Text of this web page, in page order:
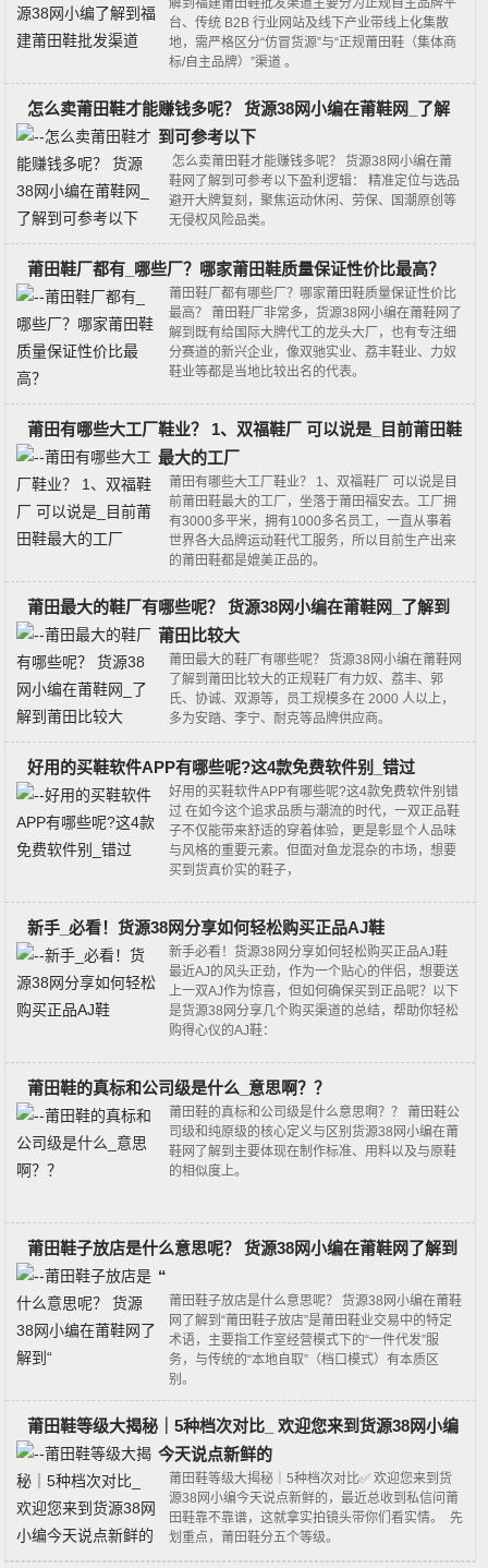
解到福建莆田鞋批发渠道主要分为‌正规自主品牌平
台‌、‌传统 B2B 行业网站‌及‌线下产业带线上化集散
地‌，需严格区分“仿冒货源”与“正规莆田鞋（集体商
标/自主品牌）”渠道 。‌‌
怎么卖莆田鞋才能赚钱多呢？ 货源38网小编在莆鞋网_了解
到可参考以下
怎么卖莆田鞋才能赚钱多呢？ 货源38网小编在莆
鞋网了解到可参考以下盈利逻辑： 精准定位与选品‌
避开大牌复刻，聚焦‌运动休闲、劳保、国潮原创‌等
无侵权风险品类。
莆田鞋厂都有_哪些厂？哪家莆田鞋质量保证性价比最高？
莆田鞋厂都有哪些厂？哪家莆田鞋质量保证性价比
最高？ 莆田鞋厂非常多，货源38网小编在莆鞋网了
解到既有给国际大牌代工的龙头大厂，也有专注细
分赛道的新兴企业‌，像双驰实业、荔丰鞋业、力奴
鞋业等都是当地比较出名的代表。‌‌‌
莆田有哪些大工厂鞋业？ 1、双福鞋厂 可以说是_目前莆田鞋
最大的工厂
莆田有哪些大工厂鞋业？ 1、双福鞋厂 可以说是目
前莆田鞋最大的工厂，坐落于莆田福安去。工厂拥
有3000多平米，拥有1000多名员工，一直从事着
世界各大品牌运动鞋代工服务，所以目前生产出来
的莆田鞋都是媲美正品的。
莆田最大的鞋厂有哪些呢？ 货源38网小编在莆鞋网_了解到
莆田比较大
莆田最大的鞋厂有哪些呢？ 货源38网小编在莆鞋网
了解到莆田比较大的正规鞋厂有力奴、荔丰、郭
氏、协诚、双源等，员工规模多在 2000 人以上，
多为安踏、李宁、耐克等品牌供应商。
好用的买鞋软件APP有哪些呢?这4款免费软件别_错过
好用的买鞋软件APP有哪些呢?这4款免费软件别错
过 在如今这个追求品质与潮流的时代，一双正品鞋
子不仅能带来舒适的穿着体验，更是彰显个人品味
与风格的重要元素。但面对鱼龙混杂的市场，想要
买到货真价实的鞋子，
新手_必看！货源38网分享如何轻松购买正品AJ鞋
新手必看！货源38网分享如何轻松购买正品AJ鞋
最近AJ的风头正劲，作为一个贴心的伴侣，想要送
上一双AJ作为惊喜，但如何确保买到正品呢？以下
是货源38网分享几个购买渠道的总结，帮助你轻松
购得心仪的AJ鞋：
莆田鞋的真标和公司级是什么_意思啊？？
莆田鞋的真标和公司级是什么意思啊？？ 莆田鞋公
司级和纯原级的核心定义与区别货源38网小编在莆
鞋网了解到主要体现在制作标准、用料以及与原鞋
的相似度上。
莆田鞋子放店是什么意思呢？ 货源38网小编在莆鞋网了解到
“
莆田鞋子放店是什么意思呢？ 货源38网小编在莆鞋
网了解到“莆田鞋子放店”是莆田鞋业交易中的特定
术语，主要指‌工作室经营模式‌下的“一件代发”服
务，与传统的“本地自取”（档口模式）有本质区
别。
莆田鞋等级大揭秘｜5种档次对比_ 欢迎您来到货源38网小编
今天说点新鲜的
莆田鞋等级大揭秘｜5种档次对比✅ 欢迎您来到货
源38网小编今天说点新鲜的，最近总收到私信问莆
田鞋靠不靠谱，这就拿实拍镜头带你们看实情。 先
划重点，莆田鞋分五个等级。